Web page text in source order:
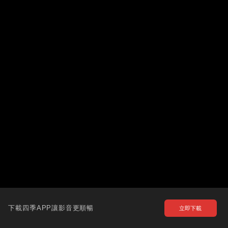
下載四季APP讓影音更順暢 立即下載